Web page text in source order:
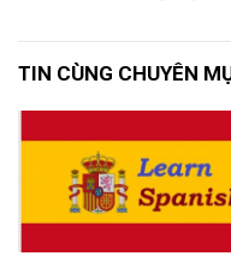
TIN CÙNG CHUYÊN